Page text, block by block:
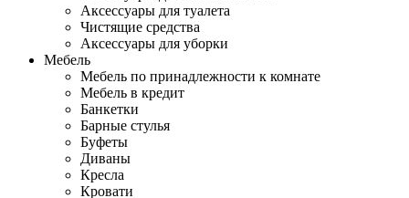
Аксессуары для туалета
Чистящие средства
Аксессуары для уборки
Мебель
Мебель по принадлежности к комнате
Мебель в кредит
Банкетки
Барные стулья
Буфеты
Диваны
Кресла
Кровати